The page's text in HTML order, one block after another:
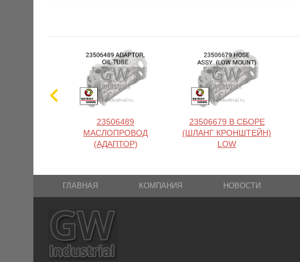
23506489
МАСЛОПРОВОД
(АДАПТОР)
23506679 В СБОРЕ
(ШЛАНГ КРОНШТЕЙН)
LOW
ГЛАВНАЯ КОМПАНИЯ НОВОСТИ